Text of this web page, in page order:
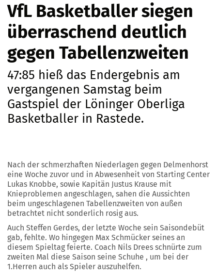
VfL Basketballer siegen
überraschend deutlich
gegen Tabellenzweiten
47:85 hieß das Endergebnis am
vergangenen Samstag beim
Gastspiel der Löninger Oberliga
Basketballer in Rastede.
Nach der schmerzhaften Niederlagen gegen Delmenhorst
eine Woche zuvor und in Abwesenheit von Starting Center
Lukas Knobbe, sowie Kapitän Justus Krause mit
Knieproblemen angeschlagen, sahen die Aussichten
beim ungeschlagenen Tabellenzweiten von außen
betrachtet nicht sonderlich rosig aus.
Auch Steffen Gerdes, der letzte Woche sein Saisondebüt
gab, fehlte. Wo hingegen Max Schmücker seines an
diesem Spieltag feierte. Coach Nils Drees schnürte zum
zweiten Mal diese Saison seine Schuhe , um bei der
1.Herren auch als Spieler auszuhelfen.